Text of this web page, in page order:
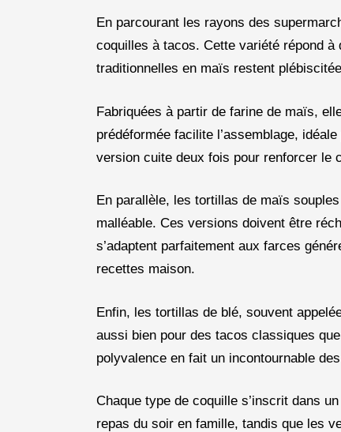
En parcourant les rayons des
coquilles à tacos. Cette variété répond
traditionnelles en maïs restent
Fabriquées à partir de farine de maïs,
prédéformée facilite l’assemblage,
version cuite deux fois pour renforcer le
En parallèle, les tortillas de maïs
malléable. Ces versions doivent être
s’adaptent parfaitement aux farces
recettes maison.
Enfin, les tortillas de blé, souvent
aussi bien pour des tacos classiques
polyvalence en fait un incontournable
Chaque type de coquille s’inscrit dans
repas du soir en famille, tandis que les